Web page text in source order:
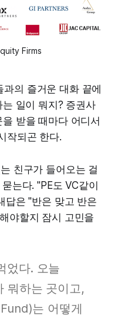
Firms
과의 즐거운 대화 끝에
일이 뭐지? 증권사
받을 때마다 어디서
작되곤 한다.
친구가 들어오는 걸
는다. "PE도 VC같이
답은 "반은 맞고 반은
야할지 잠시 고민을
었다. 오늘
뭐하는 곳이고,
는 어떻게